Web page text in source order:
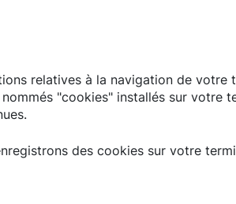
relatives à la navigation de
"cookies" installés sur votre
des cookies sur votre